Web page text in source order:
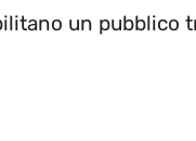
un pubblico